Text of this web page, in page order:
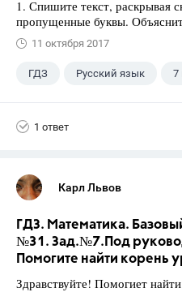
1. Спишите текст, раскрывая
пропущенные буквы.
11 октября 2017
ГДЗ Русский язык 7
1 ответ
Карл Львов
ГДЗ. Математика.
№31. Зад.№7.Под
Помогите найти корень
Здравствуйте! Помогиет